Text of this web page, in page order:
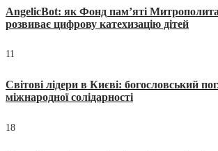
AngelicBot: як Фонд пам’яті
розвиває цифрову катехизацію дітей
11
Світові лідери в Києві: богословський
міжнародної солідарності
18